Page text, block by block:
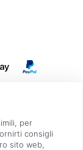
Contit
| © 2026 Tutti